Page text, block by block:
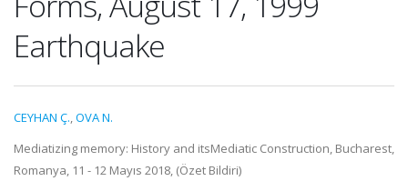
Earthquake
CEYHAN Ç.,OVA N.
Mediatizing memory: History and itsMediatic Construction, Bucharest,
Romanya, 11 - 12 Mayıs 2018, (Özet Bildiri)